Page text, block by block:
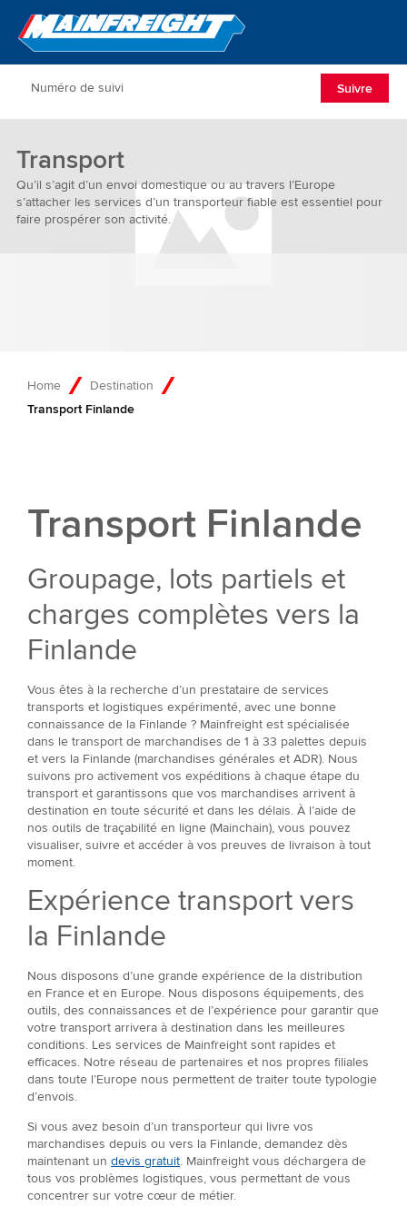
Go to Home
Suivre
Transport
Qu’il s’agit d’un envoi domestique ou au travers l’Europe
s’attacher les services d’un transporteur fiable est essentiel pour
faire prospérer son activité.
Home
Destination
Transport Finlande
Transport Finlande
Groupage, lots partiels et
charges complètes vers la
Finlande
Vous êtes à la recherche d’un prestataire de services
transports et logistiques expérimenté, avec une bonne
connaissance de la Finlande ? Mainfreight est spécialisée
dans le transport de marchandises de 1 à 33 palettes depuis
et vers la Finlande (marchandises générales et ADR). Nous
suivons pro activement vos expéditions à chaque étape du
transport et garantissons que vos marchandises arrivent à
destination en toute sécurité et dans les délais. À l’aide de
nos outils de traçabilité en ligne (Mainchain), vous pouvez
visualiser, suivre et accéder à vos preuves de livraison à tout
moment.
Expérience transport vers
la Finlande
Nous disposons d’une grande expérience de la distribution
en France et en Europe. Nous disposons équipements, des
outils, des connaissances et de l’expérience pour garantir que
votre transport arrivera à destination dans les meilleures
conditions. Les services de Mainfreight sont rapides et
efficaces. Notre réseau de partenaires et nos propres filiales
dans toute l’Europe nous permettent de traiter toute typologie
d’envois.
Si vous avez besoin d’un transporteur qui livre vos
marchandises depuis ou vers la Finlande, demandez dès
maintenant un devis gratuit. Mainfreight vous déchargera de
tous vos problèmes logistiques, vous permettant de vous
concentrer sur votre cœur de métier.